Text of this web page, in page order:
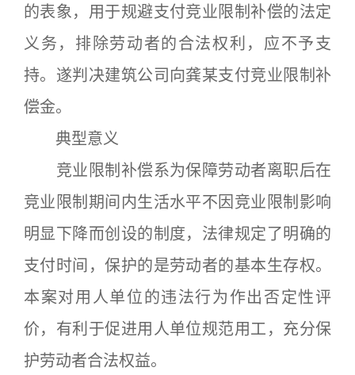
的表象，用于规避支付竞业限制补偿的法定
义务，排除劳动者的合法权利，应不予支
持。遂判决建筑公司向龚某支付竞业限制补
偿金。
典型意义
竞业限制补偿系为保障劳动者离职后在
竞业限制期间内生活水平不因竞业限制影响
明显下降而创设的制度，法律规定了明确的
支付时间，保护的是劳动者的基本生存权。
本案对用人单位的违法行为作出否定性评
价，有利于促进用人单位规范用工，充分保
护劳动者合法权益。